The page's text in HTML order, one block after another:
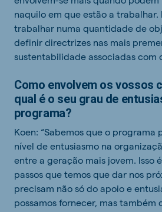
naquilo em que estão a trabalhar.
trabalhar numa quantidade de
definir directrizes nas mais
sustentabilidade associadas com
Como envolvem os vossos
qual é o seu grau de
programa?
Koen: “Sabemos que o programa
nível de entusiasmo na
entre a geração mais jovem. Isso
passos que temos que dar nos
precisam não só do apoio e
possamos fornecer, mas também